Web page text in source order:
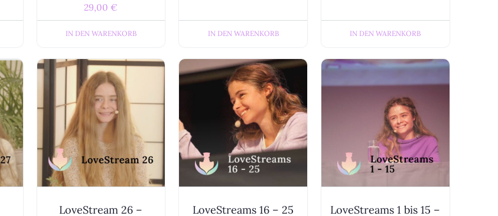
29,00€
IN DEN WARENKORB IN DEN WARENKORB IN DEN WARENKORB
LoveStream 26 –
LoveStreams 16 – 25
LoveStreams 1 bis 15 –